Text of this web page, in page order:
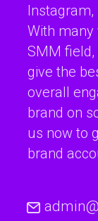
Instagram,
With many
SMM
give the
overall
brand on
us now to
brand